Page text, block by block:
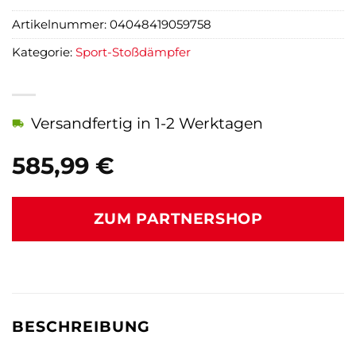
585,99 €
Versandfertig in 1-2 Werktagen
ZUM PARTNERSHOP
Artikelnummer: 04048419059758
Kategorie: Sport-Stoßdämpfer
BESCHREIBUNG